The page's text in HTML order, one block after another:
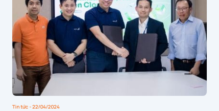
Tin tức- 22/04/2024